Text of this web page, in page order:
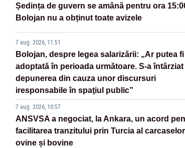
Ședința de guvern se amână pentru ora
Bolojan nu a obținut toate avizele
7 aug. 2026, 11:51
Bolojan, despre legea salarizării: „Ar putea fi
adoptată în perioada următoare. S-a întârziat
depunerea din cauza unor discursuri
iresponsabile în spaţiul public”
7 aug. 2026, 10:57
ANSVSA a negociat, la Ankara, un acord
facilitarea tranzitului prin Turcia al
ovine și bovine